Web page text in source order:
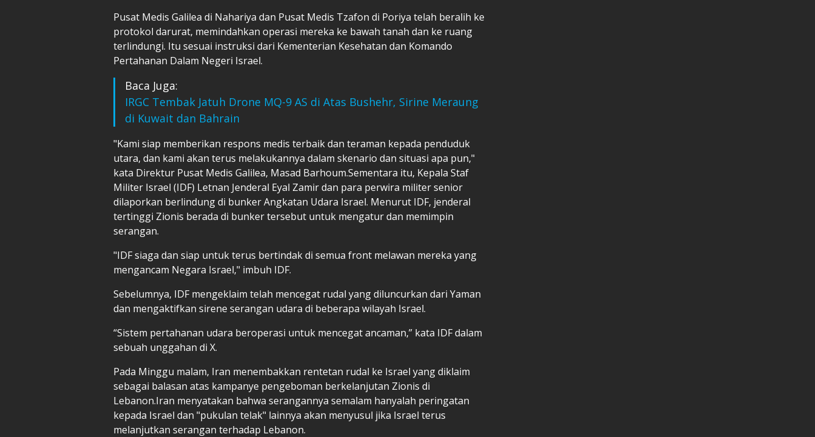
Pusat Medis Galilea di Nahariya dan Pusat Medis Tzafon di Poriya telah beralih ke
protokol darurat, memindahkan operasi mereka ke bawah tanah dan ke ruang
terlindungi. Itu sesuai instruksi dari Kementerian Kesehatan dan Komando
Pertahanan Dalam Negeri Israel.
Baca Juga:
IRGC Tembak Jatuh Drone MQ-9 AS di Atas Bushehr, Sirine Meraung
di Kuwait dan Bahrain
"Kami siap memberikan respons medis terbaik dan teraman kepada penduduk
utara, dan kami akan terus melakukannya dalam skenario dan situasi apa pun,"
kata Direktur Pusat Medis Galilea, Masad Barhoum.Sementara itu, Kepala Staf
Militer Israel (IDF) Letnan Jenderal Eyal Zamir dan para perwira militer senior
dilaporkan berlindung di bunker Angkatan Udara Israel. Menurut IDF, jenderal
tertinggi Zionis berada di bunker tersebut untuk mengatur dan memimpin
serangan.
"IDF siaga dan siap untuk terus bertindak di semua front melawan mereka yang
mengancam Negara Israel," imbuh IDF.
Sebelumnya, IDF mengeklaim telah mencegat rudal yang diluncurkan dari Yaman
dan mengaktifkan sirene serangan udara di beberapa wilayah Israel.
“Sistem pertahanan udara beroperasi untuk mencegat ancaman,” kata IDF dalam
sebuah unggahan di X.
Pada Minggu malam, Iran menembakkan rentetan rudal ke Israel yang diklaim
sebagai balasan atas kampanye pengeboman berkelanjutan Zionis di
Lebanon.Iran menyatakan bahwa serangannya semalam hanyalah peringatan
kepada Israel dan "pukulan telak" lainnya akan menyusul jika Israel terus
melanjutkan serangan terhadap Lebanon.